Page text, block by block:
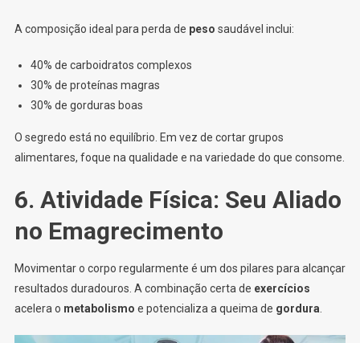
A composição ideal para perda de peso saudável inclui:
40% de carboidratos complexos
30% de proteínas magras
30% de gorduras boas
O segredo está no equilíbrio. Em vez de cortar grupos
alimentares, foque na qualidade e na variedade do que consome.
6. Atividade Física: Seu Aliado
no Emagrecimento
Movimentar o corpo regularmente é um dos pilares para alcançar
resultados duradouros. A combinação certa de exercícios
acelera o metabolismo e potencializa a queima de gordura